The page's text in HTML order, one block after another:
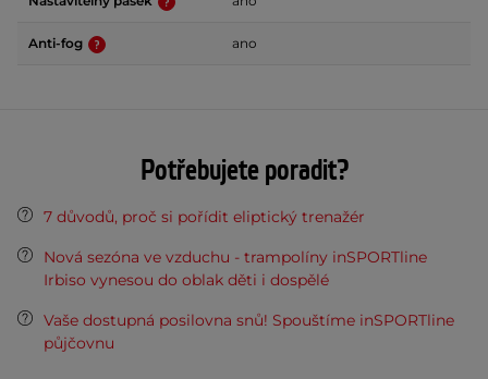
Anti-fog ano
Potřebujete poradit?
7 důvodů, proč si pořídit eliptický trenažér
Nová sezóna ve vzduchu - trampolíny inSPORTline
Irbiso vynesou do oblak děti i dospělé
Vaše dostupná posilovna snů! Spouštíme inSPORTline
půjčovnu